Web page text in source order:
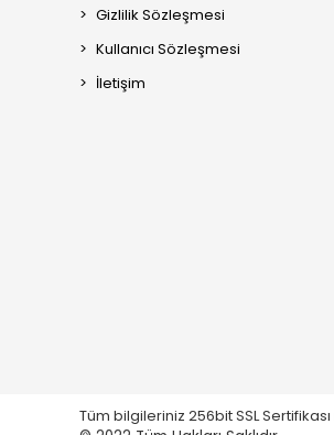
Gizlilik Sözleşmesi
Kullanıcı Sözleşmesi
İletişim
Tüm bilgileriniz 256bit SSL